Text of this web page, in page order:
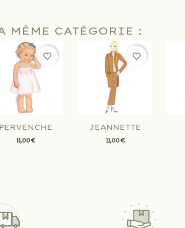
MÊME CATÉGORIE :
PERVENCHE
11,00 €
favorite_border
JEANNETTE
11,00 €
favorite_border